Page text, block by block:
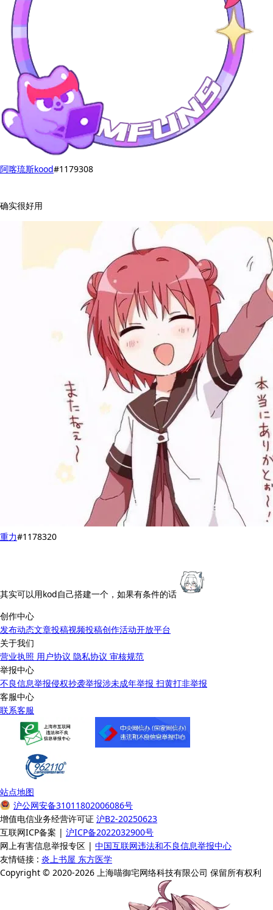
阿喀琉斯kood#1179308
确实很好用
重力#1178320
其实可以用kod自己搭建一个，如果有条件的话
创作中心
发布动态文章投稿视频投稿创作活动开放平台
关于我们
营业执照 用户协议 隐私协议 审核规范
举报中心
不良信息举报侵权抄袭举报涉未成年举报 扫黄打非举报
客服中心
联系客服
站点地图
沪公网安备31011802006086号
增值电信业务经营许可证 沪B2-20250623
互联网ICP备案 | 沪ICP备2022032900号
网上有害信息举报专区 | 中国互联网违法和不良信息举报中心
友情链接 : 炎上书屋 东方医学
Copyright © 2020-2026 上海喵御宅网络科技有限公司 保留所有权利